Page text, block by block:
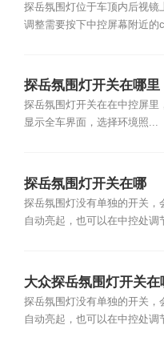
探岳氛围灯位于车顶内后视镜
调整需要按下中控屏幕附近的
探岳氛围灯开关在哪里
探岳氛围灯开关在在中控屏里
显示全车界面，选择环境照...
探岳氛围灯开关在哪
探岳氛围灯没有单独的开关，
自动亮起，也可以在中控处调
大众探岳氛围灯开关在
探岳氛围灯没有单独的开关，
自动亮起，也可以在中控处调